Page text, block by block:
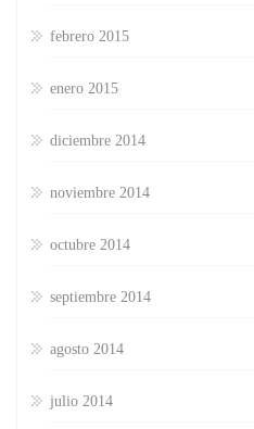
febrero 2015
enero 2015
diciembre 2014
noviembre 2014
octubre 2014
septiembre 2014
agosto 2014
julio 2014